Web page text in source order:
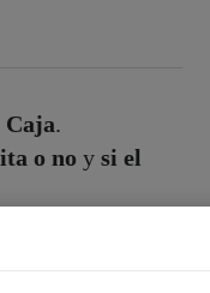
Caja.
o no y si el